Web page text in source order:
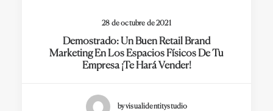
28 de octubre de 2021
Demostrado: Un Buen Retail Brand
Marketing En Los Espacios Físicos De Tu
Empresa ¡te Hará Vender!
by visualidentitystudio